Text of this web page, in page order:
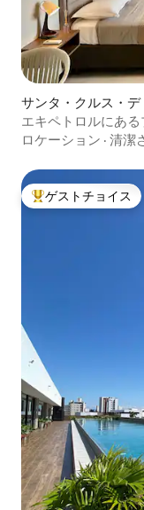
サンタ・クルス・
パート
エキペトロルにあ
ロケーション · 清潔
大好評のゲストチョ
ゲストチョイス